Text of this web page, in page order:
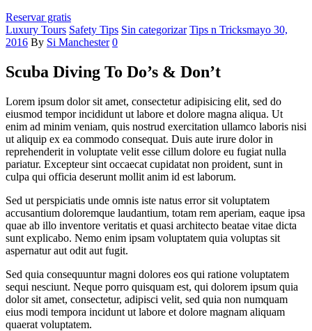
Reservar gratis
Categories
Luxury Tours Safety Tips Sin categorizar Tips n Tricksmayo 30,
2016 By Si Manchester 0
Scuba Diving To Do’s & Don’t
Lorem ipsum dolor sit amet, consectetur adipisicing elit, sed do
eiusmod tempor incididunt ut labore et dolore magna aliqua. Ut
enim ad minim veniam, quis nostrud exercitation ullamco laboris nisi
ut aliquip ex ea commodo consequat. Duis aute irure dolor in
reprehenderit in voluptate velit esse cillum dolore eu fugiat nulla
pariatur. Excepteur sint occaecat cupidatat non proident, sunt in
culpa qui officia deserunt mollit anim id est laborum.
Sed ut perspiciatis unde omnis iste natus error sit voluptatem
accusantium doloremque laudantium, totam rem aperiam, eaque ipsa
quae ab illo inventore veritatis et quasi architecto beatae vitae dicta
sunt explicabo. Nemo enim ipsam voluptatem quia voluptas sit
aspernatur aut odit aut fugit.
Sed quia consequuntur magni dolores eos qui ratione voluptatem
sequi nesciunt. Neque porro quisquam est, qui dolorem ipsum quia
dolor sit amet, consectetur, adipisci velit, sed quia non numquam
eius modi tempora incidunt ut labore et dolore magnam aliquam
quaerat voluptatem.